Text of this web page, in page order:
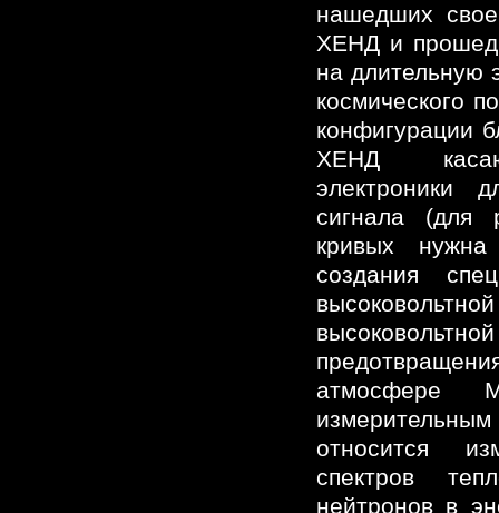
нашедших
ХЕНД и
на длительную
космического
конфигурации
ХЕНД
электроники
сигнала (для
кривых
создания
атмосфере
относится
спектров
нейтронов в